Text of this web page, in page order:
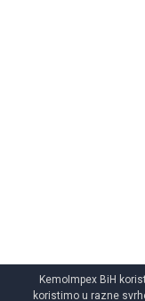
KemoImpex BiH
koristimo u razne